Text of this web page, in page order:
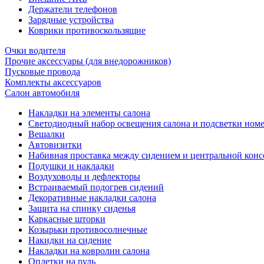
Держатели телефонов
Зарядные устройства
Коврики противоскользящие
Очки водителя
Прочие аксессуары (для внедорожников)
Пусковые провода
Комплекты аксессуаров
Салон автомобиля
Накладки на элементы салона
Светодиодный набор освещения салона и подсветки
Вешалки
Автовизитки
Набивная проставка между сидением и центральной
Подушки и накладки
Воздуховоды и дефлекторы
Встраиваемый подогрев сидений
Декоративные накладки салона
Защита на спинку сиденья
Каркасные шторки
Козырьки противосолнечные
Накидки на сидение
Накладки на ковролин салона
Оплетки на руль